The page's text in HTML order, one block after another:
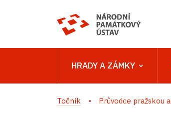
HRADY A ZÁMKY
Točník Průvodce pražskou